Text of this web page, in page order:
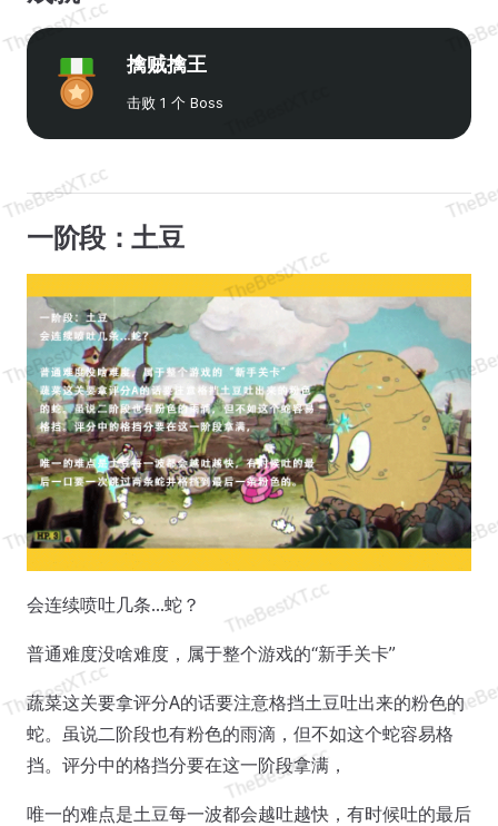
擒贼擒王
击败 1 个 Boss
一阶段：土豆
会连续喷吐几条...蛇？
普通难度没啥难度，属于整个游戏的“新手关卡”
蔬菜这关要拿评分A的话要注意格挡土豆吐出来的粉色的
蛇。虽说二阶段也有粉色的雨滴，但不如这个蛇容易格
挡。评分中的格挡分要在这一阶段拿满，
唯一的难点是土豆每一波都会越吐越快，有时候吐的最后